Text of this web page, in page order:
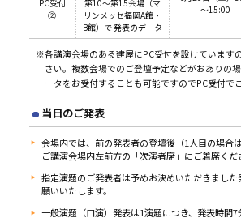
～15:00
PC受付
②
第10～第15会場（マ
リンメッセ福岡A館・
B館）で 発表のデータ
※各講演会場のある建屋にPC受付を設けています
さい。複数会場でのご登壇予定などがおありの
ータをお受付することも可能ですのでPC受付で
当日のご発表
会場内では、前の発表者の登壇後（1人目の場合
ご講演会場内左前方の「次演者席」にご着席くだ
指定演題のご発表者は予めお決めいただきまし
願いいたします。
一般演題（口演）発表は1演題につき、発表時間7